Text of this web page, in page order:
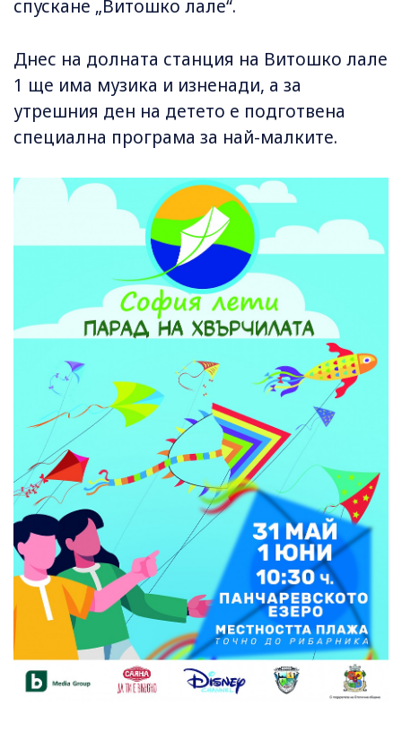
спускане „Витошко лале“.
Днес на долната станция на Витошко лале
1 ще има музика и изненади, а за
утрешния ден на детето е подготвена
специална програма за най-малките.